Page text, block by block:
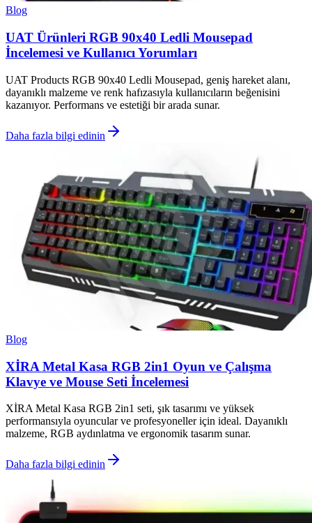
Blog
UAT Ürünleri RGB 90x40 Ledli Mousepad
İncelemesi ve Kullanıcı Yorumları
UAT Products RGB 90x40 Ledli Mousepad, geniş hareket alanı,
dayanıklı malzeme ve renk hafızasıyla kullanıcıların beğenisini
kazanıyor. Performans ve estetiği bir arada sunar.
Daha fazla bilgi edinin
Blog
XİRA Metal Kasa RGB 2in1 Oyun ve Çalışma
Klavye ve Mouse Seti İncelemesi
XİRA Metal Kasa RGB 2in1 seti, şık tasarımı ve yüksek
performansıyla oyuncular ve profesyoneller için ideal. Dayanıklı
malzeme, RGB aydınlatma ve ergonomik tasarım sunar.
Daha fazla bilgi edinin